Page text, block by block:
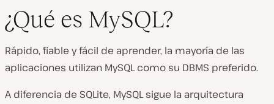
¿Qué es MySQL?
Rápido, fiable y fácil de aprender, la mayoría de las
aplicaciones utilizan MySQL como su DBMS preferido.
A diferencia de SQLite, MySQL sigue la arquitectura